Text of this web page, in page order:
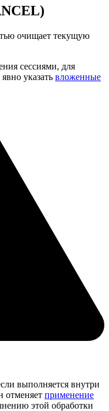
очищает текущую
сессиями, для
указать вложенные
выполняется внутри
отменяет применение
этой обработки